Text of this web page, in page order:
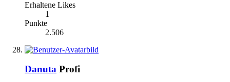
Erhaltene Likes
1
Punkte
2.506
Danuta Profi